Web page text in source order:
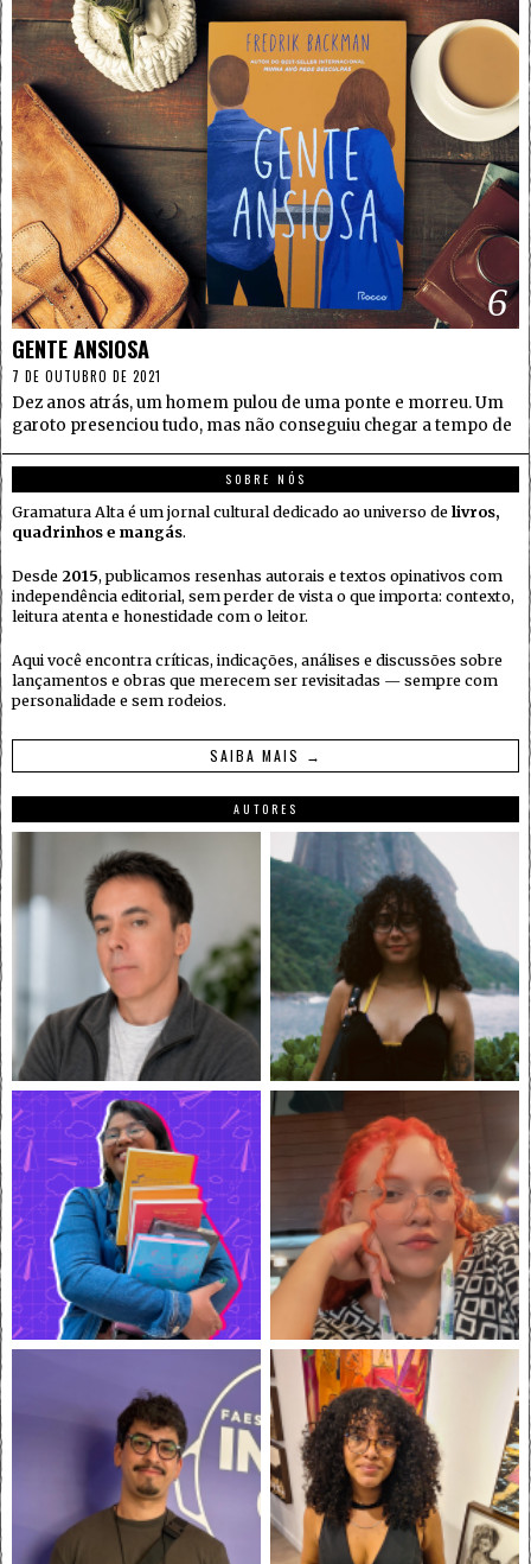
6
GENTE ANSIOSA
7 DE OUTUBRO DE 2021
Dez anos atrás, um homem pulou de uma ponte e morreu. Um
garoto presenciou tudo, mas não conseguiu chegar a tempo de
SOBRE NÓS
Gramatura Alta é um jornal cultural dedicado ao universo de livros,
quadrinhos e mangás.
Desde 2015, publicamos resenhas autorais e textos opinativos com
independência editorial, sem perder de vista o que importa: contexto,
leitura atenta e honestidade com o leitor.
Aqui você encontra críticas, indicações, análises e discussões sobre
lançamentos e obras que merecem ser revisitadas — sempre com
personalidade e sem rodeios.
SAIBA MAIS →
AUTORES